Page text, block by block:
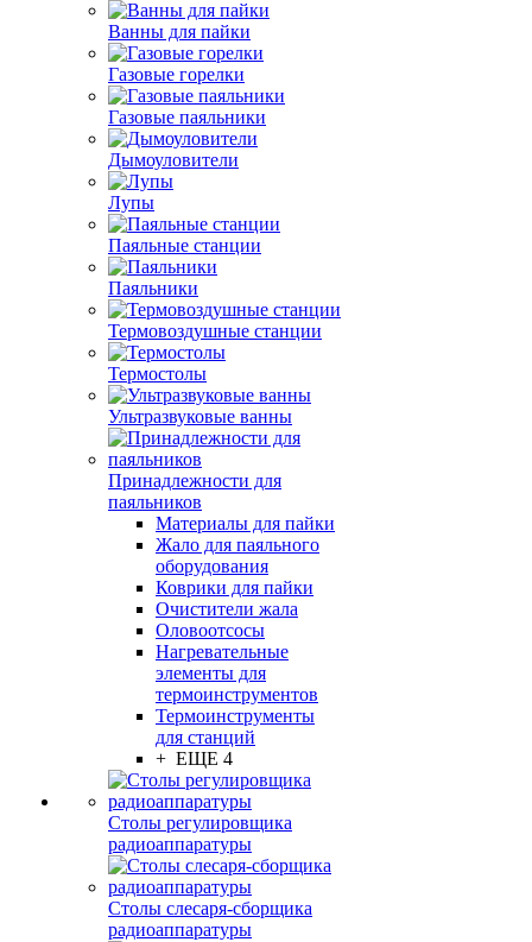
Ванны для пайки
Газовые горелки
Газовые паяльники
Дымоуловители
Лупы
Паяльные станции
Паяльники
Термовоздушные станции
Термостолы
Ультразвуковые ванны
Принадлежности для
паяльников
Материалы для пайки
Жало для паяльного
оборудования
Коврики для пайки
Очистители жала
Оловоотсосы
Нагревательные
элементы для
термоинструментов
Термоинструменты
для станций
+ ЕЩЕ 4
Столы регулировщика
радиоаппаратуры
Столы слесаря-сборщика
радиоаппаратуры